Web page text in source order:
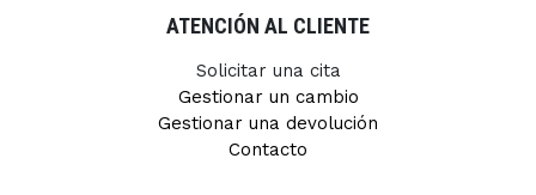
ATENCIÓN AL CLIENTE
Solicitar una cita
Gestionar un cambio
Gestionar una devolución
Contacto